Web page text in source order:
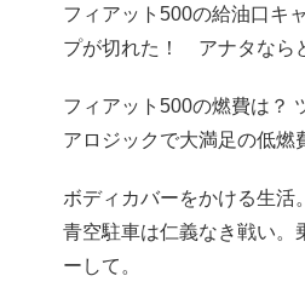
フィアット500の給油口キ
プが切れた！ アナタなら
フィアット500の燃費は？
アロジックで大満足の低燃
ボディカバーをかける生活
青空駐車は仁義なき戦い。
ーして。